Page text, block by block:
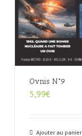
Ovnis N°9
5,99€
Ajouter au panier